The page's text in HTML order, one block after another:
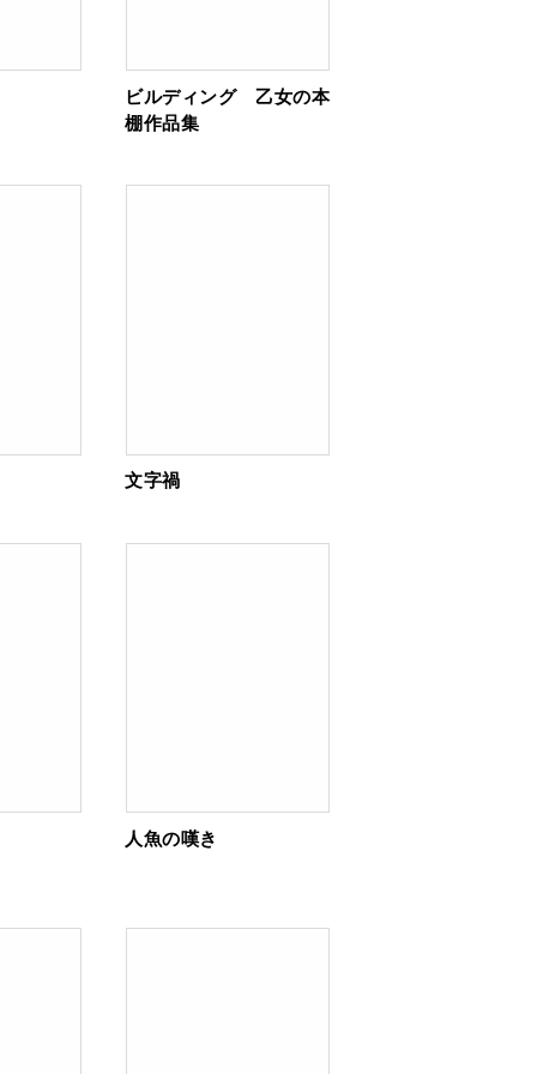
ビルディング 乙女の本
棚作品集
文字禍
人魚の嘆き